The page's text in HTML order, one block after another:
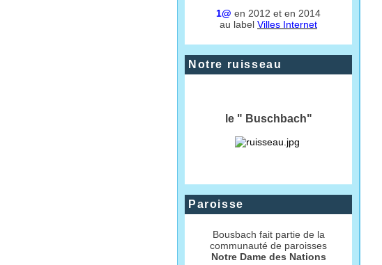
1@ en 2012 et en 2014
au label Villes Internet
Notre ruisseau
le " Buschbach"
Paroisse
Bousbach fait partie de la
communauté de paroisses
Notre Dame des Nations